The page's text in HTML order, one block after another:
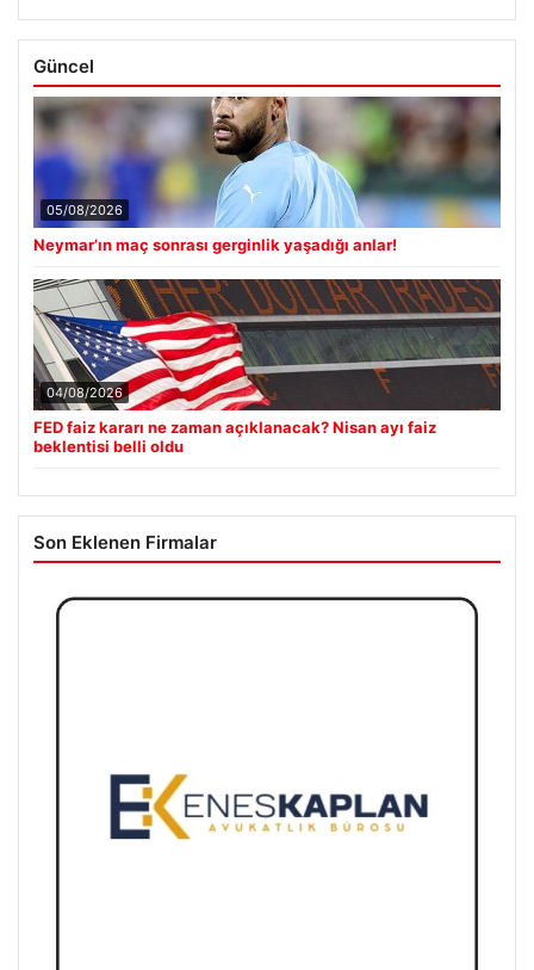
Güncel
05/08/2026
Neymar’ın maç sonrası gerginlik yaşadığı anlar!
04/08/2026
FED faiz kararı ne zaman açıklanacak? Nisan ayı faiz
beklentisi belli oldu
Son Eklenen Firmalar